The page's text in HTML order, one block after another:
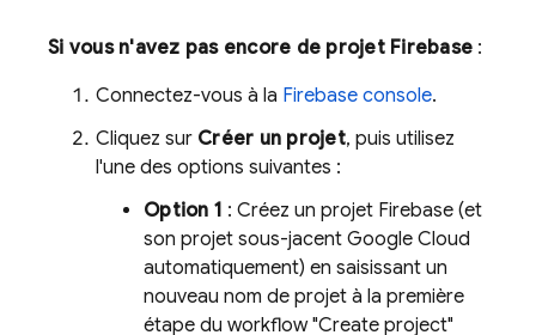
Si vous n'avez pas encore de projet Firebase :
Connectez-vous à la Firebase console.
Cliquez sur Créer un projet, puis utilisez
l'une des options suivantes :
Option 1 : Créez un projet Firebase (et
son projet sous-jacent Google Cloud
automatiquement) en saisissant un
nouveau nom de projet à la première
étape du workflow "Create project"